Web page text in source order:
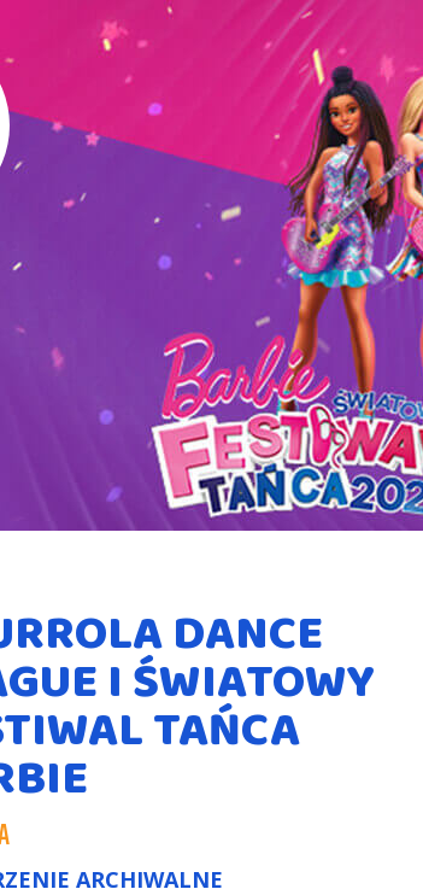
DANCE
I ŚWIATOWY
TAŃCA
ARCHIWALNE